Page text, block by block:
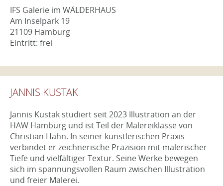
IFS Galerie im WÄLDERHAUS
Am Inselpark 19
21109 Hamburg
Eintritt: frei
JANNIS KUSTAK
Jannis Kustak studiert seit 2023 Illustration an der
HAW Hamburg und ist Teil der Malereiklasse von
Christian Hahn. In seiner künstlerischen Praxis
verbindet er zeichnerische Präzision mit malerischer
Tiefe und vielfältiger Textur. Seine Werke bewegen
sich im spannungsvollen Raum zwischen Illustration
und freier Malerei.